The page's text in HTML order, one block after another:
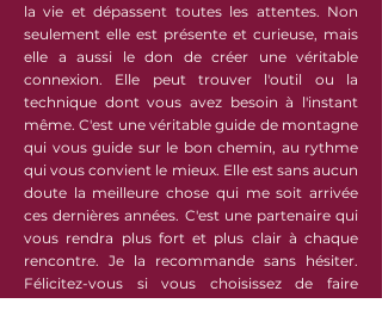
la vie et dépassent toutes les attentes. Non
seulement elle est présente et curieuse, mais
elle a aussi le don de créer une véritable
connexion. Elle peut trouver l'outil ou la
technique dont vous avez besoin à l'instant
même. C'est une véritable guide de montagne
qui vous guide sur le bon chemin, au rythme
qui vous convient le mieux. Elle est sans aucun
doute la meilleure chose qui me soit arrivée
ces dernières années. C'est une partenaire qui
vous rendra plus fort et plus clair à chaque
rencontre. Je la recommande sans hésiter.
Félicitez-vous si vous choisissez de faire